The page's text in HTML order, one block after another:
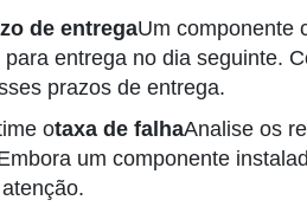
de entregaUm componente
entrega no dia seguinte.
prazos de entrega.
otaxa de falhaAnalise os
um componente